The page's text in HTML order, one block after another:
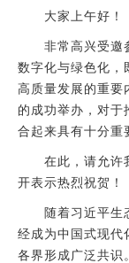
大家上午好！
非常高兴受邀
数字化与绿色化，
高质量发展的重要
的成功举办，对于
合起来具有十分重
在此，请允许
开表示热烈祝贺！
随着习近平生
经成为中国式现代
各界形成广泛共识